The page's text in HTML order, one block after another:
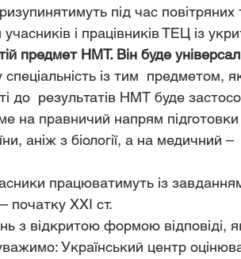
під час повітряних
і працівників ТЕЦ із
предмет НМТ. Він буде
із тим  предметом,
до  результатів НМТ буде
на правничий напрям
аніж з біології, а на медичний –
працюватимуть із
початку ХХІ ст.
з відкритою формою відповіді,
Український центр